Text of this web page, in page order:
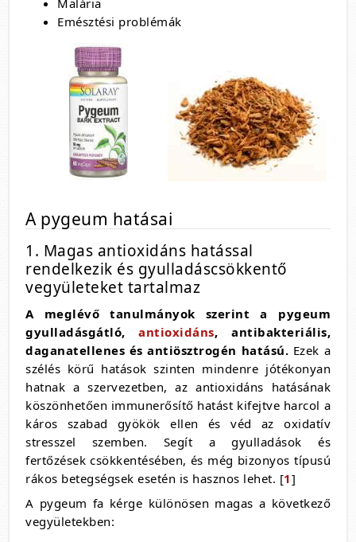
Emésztési problémák
A pygeum hatásai
1. Magas antioxidáns hatással
rendelkezik és gyulladáscsökkentő
vegyületeket tartalmaz
A meglévő tanulmányok szerint a pygeum
gyulladásgátló,antioxidáns, antibakteriális,
daganatellenes és antiösztrogén hatású. Ezek a
szélés körű hatások szinten mindenre jótékonyan
hatnak a szervezetben, az antioxidáns hatásának
köszönhetően immunerősítő hatást kifejtve harcol a
káros szabad gyökök ellen és véd az oxidatív
stresszel szemben. Segít a gyulladások és
fertőzések csökkentésében, és még bizonyos típusú
rákos betegségsek esetén is hasznos lehet. [1]
A pygeum fa kérge különösen magas a következő
vegyületekben: